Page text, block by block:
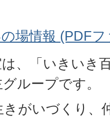
場情報 (PDF
、「いきいき
ループです。
がいづくり、